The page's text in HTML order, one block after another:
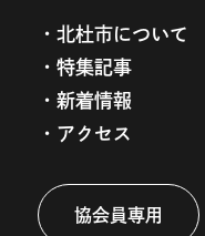
北杜市について
特集記事
新着情報
アクセス
協会員専用